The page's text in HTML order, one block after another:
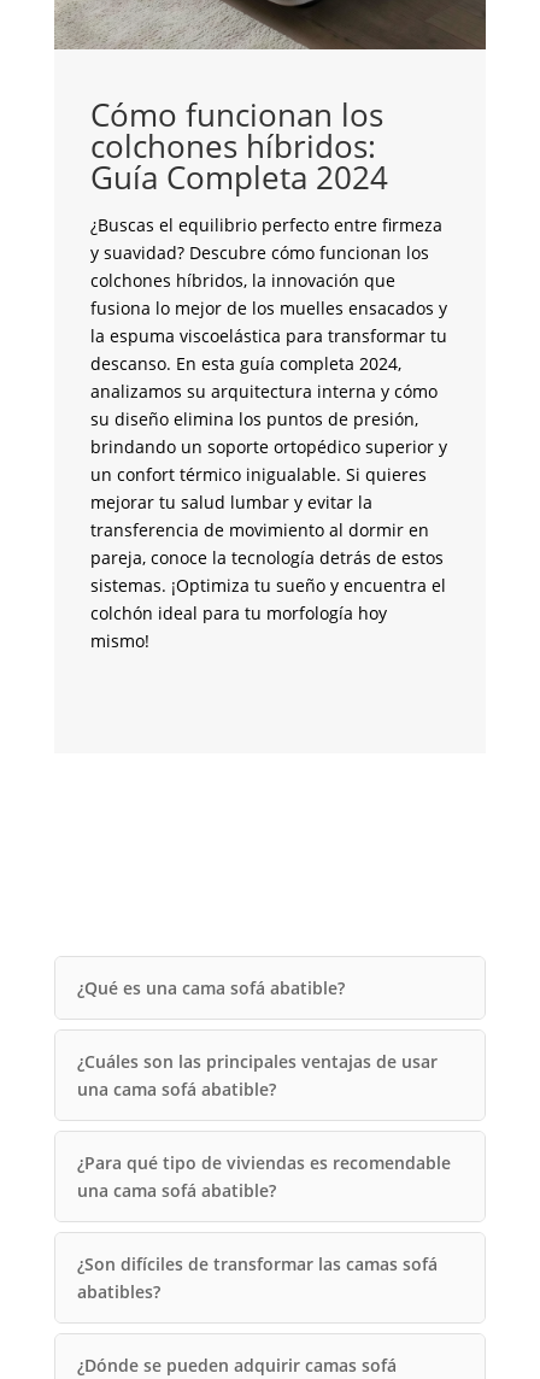
Cómo funcionan los
colchones híbridos:
Guía Completa 2024
¿Buscas el equilibrio perfecto entre firmeza
y suavidad? Descubre cómo funcionan los
colchones híbridos, la innovación que
fusiona lo mejor de los muelles ensacados y
la espuma viscoelástica para transformar tu
descanso. En esta guía completa 2024,
analizamos su arquitectura interna y cómo
su diseño elimina los puntos de presión,
brindando un soporte ortopédico superior y
un confort térmico inigualable. Si quieres
mejorar tu salud lumbar y evitar la
transferencia de movimiento al dormir en
pareja, conoce la tecnología detrás de estos
sistemas. ¡Optimiza tu sueño y encuentra el
colchón ideal para tu morfología hoy
mismo!
¿Qué es una cama sofá abatible?
¿Cuáles son las principales ventajas de usar
una cama sofá abatible?
¿Para qué tipo de viviendas es recomendable
una cama sofá abatible?
¿Son difíciles de transformar las camas sofá
abatibles?
¿Dónde se pueden adquirir camas sofá